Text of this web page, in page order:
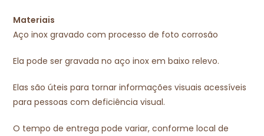
Materiais
Aço inox gravado com processo de foto corrosão
Ela pode ser gravada no aço inox em baixo relevo.
Elas são úteis para tornar informações visuais acessíveis
para pessoas com deficiência visual.
O tempo de entrega pode variar, conforme local de